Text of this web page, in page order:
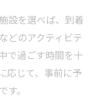
ぶらキャンプ
ぶ自然とのふ
設を選べば、到着
どのアクティビテ
で過ごす時間を十
応じて、事前に予
。